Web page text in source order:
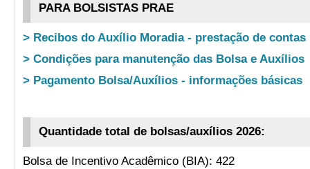
PARA BOLSISTAS PRAE
> Recibos do Auxílio Moradia - prestação de contas
> Condições para manutenção das Bolsa e Auxílios
> Pagamento Bolsa/Auxílios - informações básicas
Quantidade total de bolsas/auxílios 2026:
Bolsa de Incentivo Acadêmico (BIA): 422